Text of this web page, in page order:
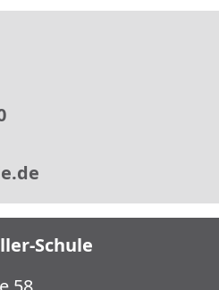
Schule